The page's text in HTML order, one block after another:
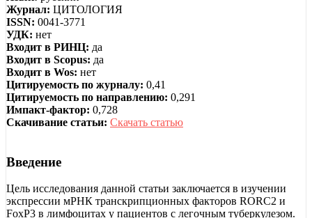
Журнал: ЦИТОЛОГИЯ
ISSN: 0041-3771
УДК: нет
Входит в РИНЦ: да
Входит в Scopus: да
Входит в Wos: нет
Цитируемость по журналу: 0,41
Цитируемость по направлению: 0,291
Импакт-фактор: 0,728
Скачивание статьи: Скачать статью
Введение
Цель исследования данной статьи заключается в изучении
экспрессии мРНК транскрипционных факторов RORC2 и
FoxP3 в лимфоцитах у пациентов с легочным туберкулезом.